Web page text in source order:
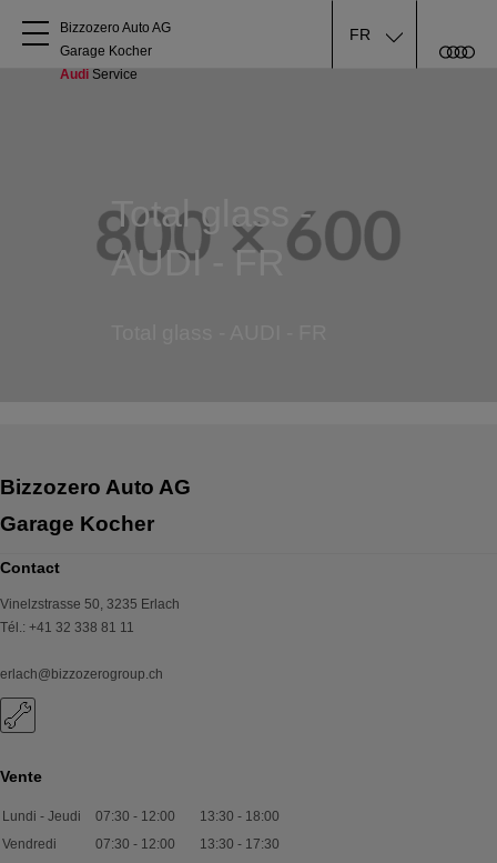
Bizzozero Auto AG
Garage Kocher
Audi Service
FR
Total glass -
AUDI - FR
Bizzozero Auto AG
Garage Kocher
Contact
Vinelzstrasse 50, 3235 Erlach
Tél.: +41 32 338 81 11
erlach@bizzozerogroup.ch
Vente
Lundi - Jeudi 07:30 - 12:00 13:30 - 18:00
Vendredi
07:30 - 12:00 13:30 - 17:30